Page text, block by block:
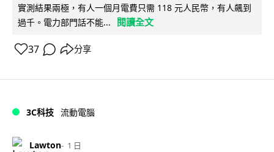
實測結果兩極，有人一個月電費只需 118 元人民幣，有人飆到
過千。電力部門話不能...
閱讀全文
37 分享
3C科技 流動電腦
Lawton 1 日